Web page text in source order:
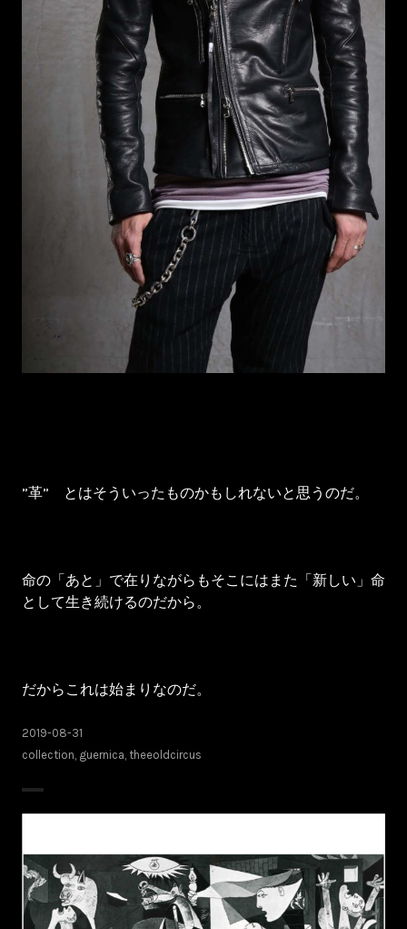
”革” とはそういったものかもしれないと思うのだ。
命の「あと」で在りながらもそこにはまた「新しい」命
として生き続けるのだから。
だからこれは始まりなのだ。
2019-08-31
collection, guernica, theeoldcircus